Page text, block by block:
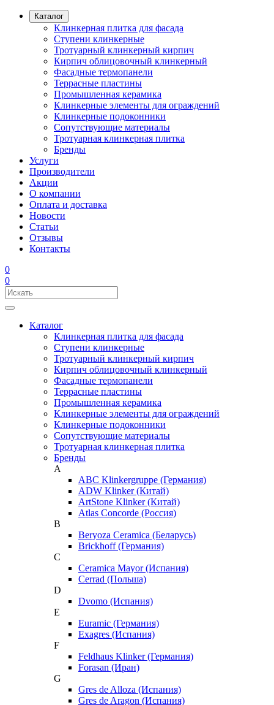
Каталог
Клинкерная плитка для фасада
Ступени клинкерные
Тротуарный клинкерный кирпич
Кирпич облицовочный клинкерный
Фасадные термопанели
Террасные пластины
Промышленная керамика
Клинкерные элементы для ограждений
Клинкерные подоконники
Сопутствующие материалы
Тротуарная клинкерная плитка
Бренды
Услуги
Производители
Акции
О компании
Оплата и доставка
Новости
Статьи
Отзывы
Контакты
0
0
Каталог
Клинкерная плитка для фасада
Ступени клинкерные
Тротуарный клинкерный кирпич
Кирпич облицовочный клинкерный
Фасадные термопанели
Террасные пластины
Промышленная керамика
Клинкерные элементы для ограждений
Клинкерные подоконники
Сопутствующие материалы
Тротуарная клинкерная плитка
Бренды
A
ABC Klinkergruppe (Германия)
ADW Klinker (Китай)
ArtStone Klinker (Китай)
Atlas Concorde (Россия)
B
Beryoza Ceramica (Беларусь)
Brickhoff (Германия)
C
Ceramica Mayor (Испания)
Cerrad (Польша)
D
Dvomo (Испания)
E
Euramic (Германия)
Exagres (Испания)
F
Feldhaus Klinker (Германия)
Forasan (Иран)
G
Gres de Alloza (Испания)
Gres de Aragon (Испания)